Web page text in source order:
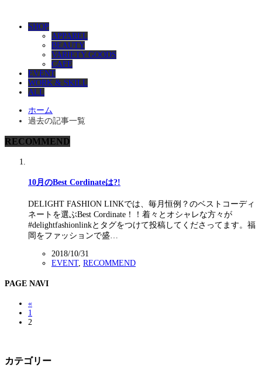
SHOP
APPAREL
BEAUTY
VARIETY GOODS
CAFE
EVENT
WORK & SKILL
ALL
ホーム
過去の記事一覧
RECOMMEND
10月のBest Cordinateは?!
DELIGHT FASHION LINKでは、毎月恒例？のベストコーディ
ネートを選ぶBest Cordinate！！着々とオシャレな方々が
#delightfashionlinkとタグをつけて投稿してくださってます。福
岡をファッションで盛…
2018/10/31
EVENT, RECOMMEND
PAGE NAVI
«
1
2
カテゴリー